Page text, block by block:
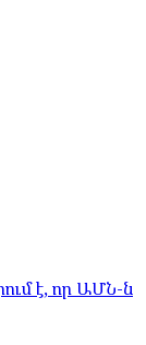
է, որ ԱՄՆ-ն